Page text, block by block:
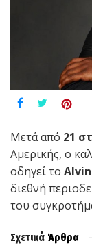
Μετά από 21
Αμερικής, ο
οδηγεί το Alvin
διεθνή
του
Σχετικά Άρθρα